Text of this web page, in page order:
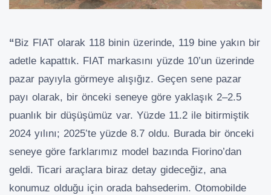
“Biz FIAT olarak 118 binin üzerinde, 119 bine yakın bir
adetle kapattık. FIAT markasını yüzde 10’un üzerinde
pazar payıyla görmeye alışığız. Geçen sene pazar
payı olarak, bir önceki seneye göre yaklaşık 2–2.5
puanlık bir düşüşümüz var. Yüzde 11.2 ile bitirmiştik
2024 yılını; 2025’te yüzde 8.7 oldu. Burada bir önceki
seneye göre farklarımız model bazında Fiorino’dan
geldi. Ticari araçlara biraz detay gideceğiz, ana
konumuz olduğu için orada bahsederim. Otomobilde